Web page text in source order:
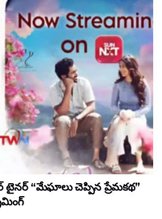
“మేఘాలు చెప్పిన ప్రేమకథ”